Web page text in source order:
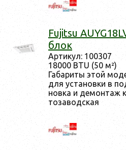
Fujitsu
блок
Ар­ти­кул: 100307
18000 BTU (50 м²)
Га­бари­ты этой
для ус­та­нов­ки в
нов­ка и де­мон­таж
то­завод­ская